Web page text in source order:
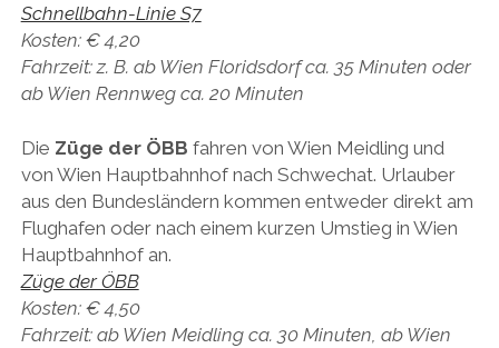
Schnellbahn-Linie S7
Kosten: € 4,20
Fahrzeit: z. B. ab Wien Floridsdorf ca. 35 Minuten oder
ab Wien Rennweg ca. 20 Minuten
Die Züge der ÖBB fahren von Wien Meidling und
von Wien Hauptbahnhof nach Schwechat. Urlauber
aus den Bundesländern kommen entweder direkt am
Flughafen oder nach einem kurzen Umstieg in Wien
Hauptbahnhof an.
Züge der ÖBB
Kosten: € 4,50
Fahrzeit: ab Wien Meidling ca. 30 Minuten, ab Wien